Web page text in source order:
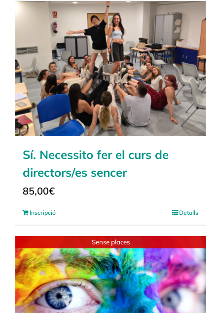
Sí. Necessito fer el curs de
directors/es sencer
85,00€
Inscripció Detalls
Sense places